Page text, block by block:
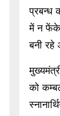
प्रबन्ध
में न फेंके
बनी रहे
को